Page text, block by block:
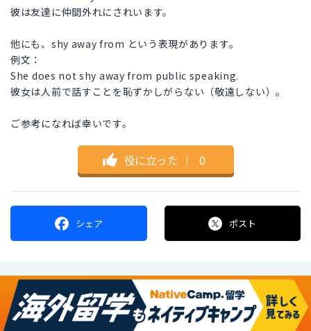
彼は友達に仲間外れにされいます。
他にも、shy away from という表現があります。
例文：
She does not shy away from public speaking.
彼女は人前で話すことを恥ずかしがらない（敬遠しない）。
ご参考になれば幸いです。
役に立った ｜ 0
シェア ポスト